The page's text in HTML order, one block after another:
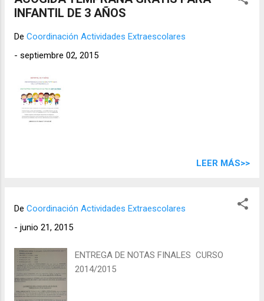
INFANTIL DE 3 AÑOS
De Coordinación Actividades Extraescolares
- septiembre 02, 2015
LEER MÁS>>
De Coordinación Actividades Extraescolares
- junio 21, 2015
ENTREGA DE NOTAS FINALES CURSO
2014/2015